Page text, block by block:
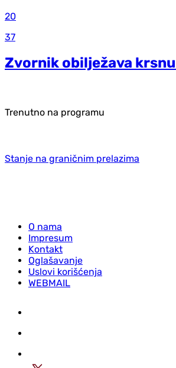
20
37
Zvornik obilježava
Trenutno na programu
Stanje na graničnim prelazima
O nama
Impresum
Kontakt
Oglašavanje
Uslovi korišćenja
WEBMAIL